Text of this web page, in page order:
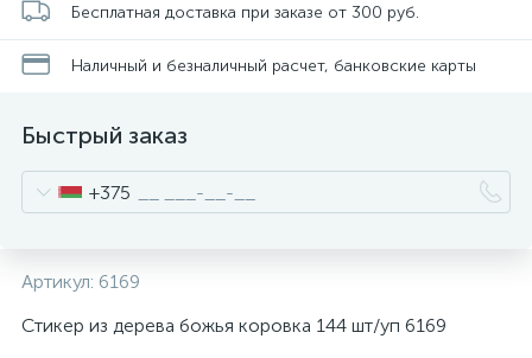
Бесплатная доставка при заказе от 300 руб.
Наличный и безналичный расчет, банковские карты
Быстрый заказ
+375
Артикул: 6169
Стикер из дерева божья коровка 144 шт/уп 6169